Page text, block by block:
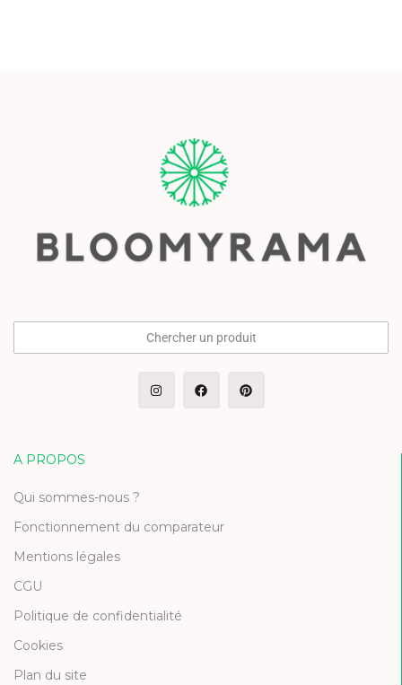
Chercher un produit
A PROPOS
Qui sommes-nous ?
Fonctionnement du comparateur
Mentions légales
CGU
Politique de confidentialité
Cookies
Plan du site